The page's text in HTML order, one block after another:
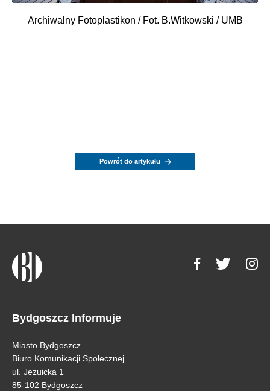
Archiwalny Fotoplastikon / Fot. B.Witkowski / UMB
Powrót do artykułu
Bydgoszcz Informuje
Miasto Bydgoszcz
Biuro Komunikacji Społecznej
ul. Jezuicka 1
85-102 Bydgoszcz